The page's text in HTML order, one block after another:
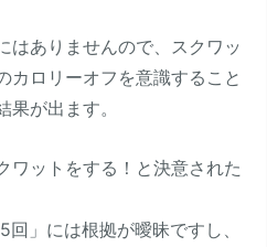
はありませんので、スクワッ
カロリーオフを意識すること
が出ます。
ワットをする！と決意された
回」には根拠が曖昧ですし、